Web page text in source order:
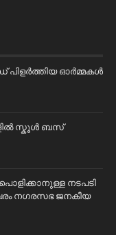
പിളർത്തിയ ഓർമ്മകൾ
സ്കൂൾ ബസ്
നടപടി
നഗരസഭ ജനകീയ